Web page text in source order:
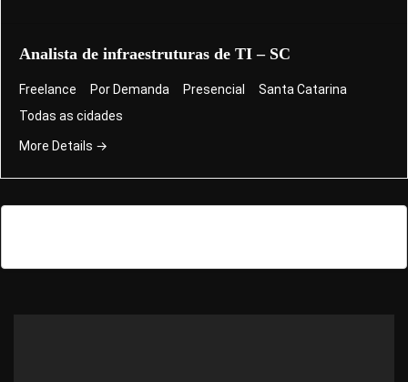
Analista de infraestruturas de TI – SC
Freelance Por Demanda Presencial
Santa Catarina
Todas as cidades
More Details